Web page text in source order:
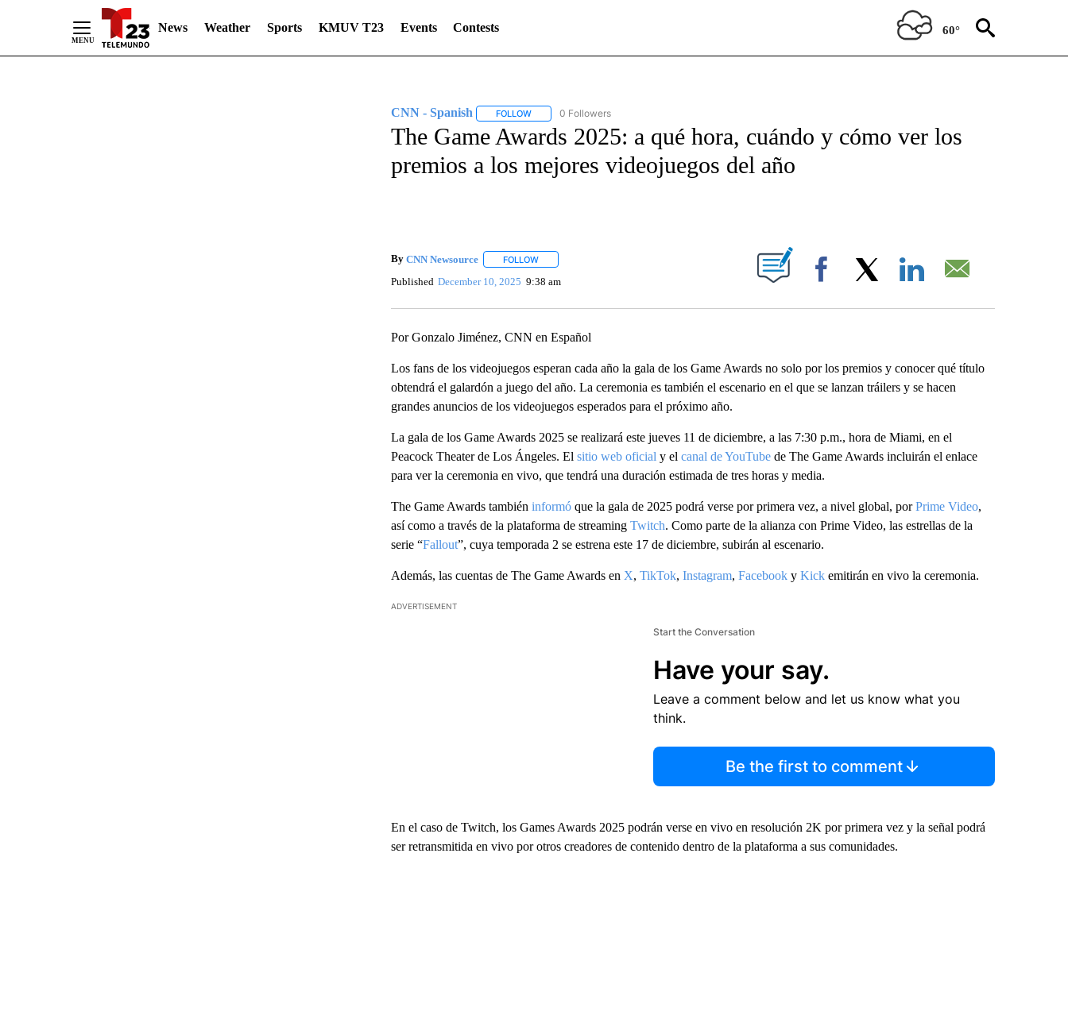
News Weather Sports KMUV T23 Events Contests 60°
CNN - Spanish FOLLOWFOLLOW "CNN - SPANISH" TO RECEIVE NOTIFICATIONS ABOUT NEW PAGES ON "CNN - SPANISH".
0 Followers
The Game Awards 2025: a qué hora, cuándo y cómo ver los
premios a los mejores videojuegos del año
By CNN Newsource FOLLOWFOLLOW "" TO RECEIVE NOTIFICATIONS ABOUT NEW PAGES ON "".
Published December 10, 2025 9:38 am Facebook
Por Gonzalo Jiménez, CNN en Español
Los fans de los videojuegos esperan cada año la gala de los Game Awards no solo por los premios y conocer qué título
obtendrá el galardón a juego del año. La ceremonia es también el escenario en el que se lanzan tráilers y se hacen
grandes anuncios de los videojuegos esperados para el próximo año.
La gala de los Game Awards 2025 se realizará este jueves 11 de diciembre, a las 7:30 p.m., hora de Miami, en el
Peacock Theater de Los Ángeles. El sitio web oficial y el canal de YouTubede The Game Awards incluirán el enlace
para ver la ceremonia en vivo, que tendrá una duración estimada de tres horas y media.
The Game Awards también informóque la gala de 2025 podrá verse por primera vez, a nivel global, porPrime Video,
así como a través de la plataforma de streaming Twitch. Como parte de la alianza con Prime Video, las estrellas de la
serie “Fallout”, cuya temporada 2 se estrena este 17 de diciembre, subirán al escenario.
Además, las cuentas de The Game Awards en X, TikTok, Instagram, Facebooky Kickemitirán en vivo la ceremonia.
ADVERTISEMENT
Start the Conversation
Have your say.
Leave a comment below and let us know what you
think.
Be the first to comment
En el caso de Twitch, los Games Awards 2025 podrán verse en vivo en resolución 2K por primera vez y la señal podrá
ser retransmitida en vivo por otros creadores de contenido dentro de la plataforma a sus comunidades.